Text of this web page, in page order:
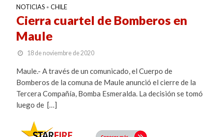
NOTICIAS • CHILE
Cierra cuartel de Bomberos en
Maule
18 de noviembre de 2020
Maule.- A través de un comunicado, el Cuerpo de
Bomberos de la comuna de Maule anunció el cierre de la
Tercera Compañía, Bomba Esmeralda. La decisión se tomó
luego de […]